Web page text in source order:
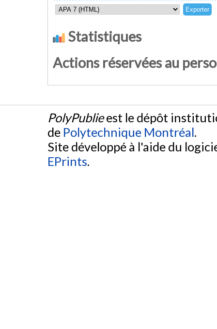
Statistiques
Actions réservées au
PolyPublieest le dépôt
de Polytechnique Montréal.
Site développé à l'aide du
EPrints.